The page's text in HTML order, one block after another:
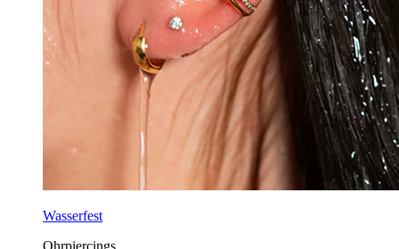
Wasserfest
Ohrpiercings